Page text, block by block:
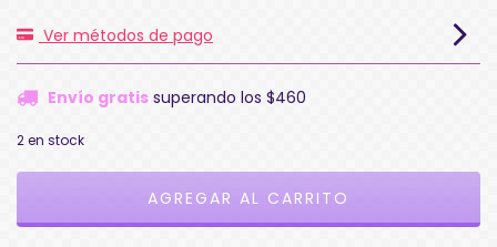
Ver métodos de pago
Envío gratis superando los $460
2en stock